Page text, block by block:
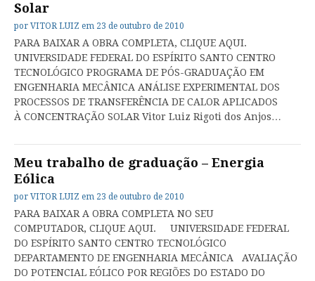
Solar
por VITOR LUIZ em 23 de outubro de 2010
PARA BAIXAR A OBRA COMPLETA, CLIQUE AQUI.
UNIVERSIDADE FEDERAL DO ESPÍRITO SANTO CENTRO
TECNOLÓGICO PROGRAMA DE PÓS-GRADUAÇÃO EM
ENGENHARIA MECÂNICA ANÁLISE EXPERIMENTAL DOS
PROCESSOS DE TRANSFERÊNCIA DE CALOR APLICADOS
À CONCENTRAÇÃO SOLAR Vitor Luiz Rigoti dos Anjos…
Meu trabalho de graduação – Energia
Eólica
por VITOR LUIZ em 23 de outubro de 2010
PARA BAIXAR A OBRA COMPLETA NO SEU
COMPUTADOR, CLIQUE AQUI. UNIVERSIDADE FEDERAL
DO ESPÍRITO SANTO CENTRO TECNOLÓGICO
DEPARTAMENTO DE ENGENHARIA MECÂNICA AVALIAÇÃO
DO POTENCIAL EÓLICO POR REGIÕES DO ESTADO DO